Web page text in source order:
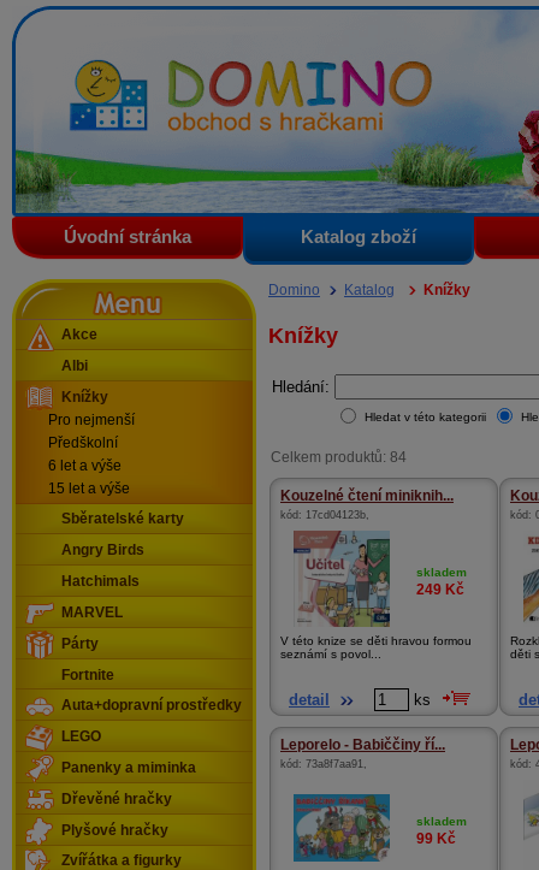
Domino - obchod s hračkami
Úvodní stránka Katalog zboží
Domino Katalog Knížky
Knížky
Hledání:
Hledat v této kategorii
Celkem produktů: 84
Kouzelné čtení miniknih...
kód: 17cd04123b,
skladem
249 Kč
V této knize se děti hravou formou
seznámí s povol...
detail ks
kód:
děti
Leporelo - Babiččiny ří...
kód: 73a8f7aa91,
skladem
99 Kč
kód:
Menu
Akce
Albi
Knížky
Pro nejmenší
Předškolní
6 let a výše
15 let a výše
Sběratelské karty
Angry Birds
Hatchimals
MARVEL
Párty
Fortnite
Auta+dopravní prostředky
LEGO
Panenky a miminka
Dřevěné hračky
Plyšové hračky
Zvířátka a figurky